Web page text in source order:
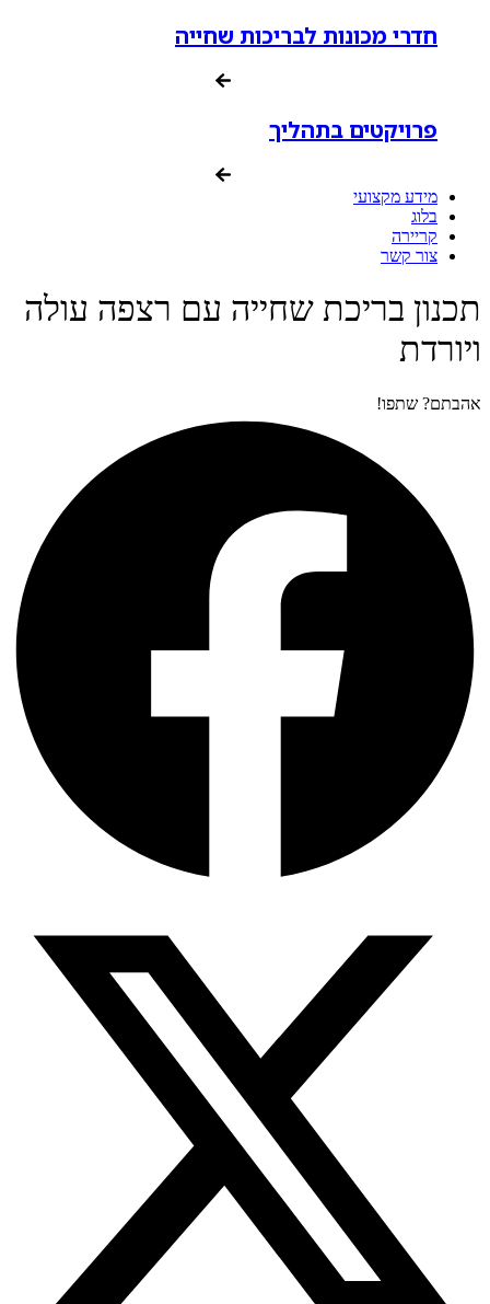
חדרי מכונות לבריכות שחייה
פרויקטים בתהליך
מידע מקצועי
בלוג
קריירה
צור קשר
תכנון בריכת שחייה עם רצפה עולה
ויורדת
אהבתם? שתפו!